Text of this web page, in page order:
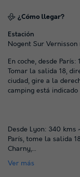
¿Cómo llegar?
Estación
Nogent Sur Vernisson
En coche, desde
Tomar la salida 18,
ciudad, gire a la
camping está indicado
Desde Lyon: 340
París, tome la salida
Charny,...
Ver más